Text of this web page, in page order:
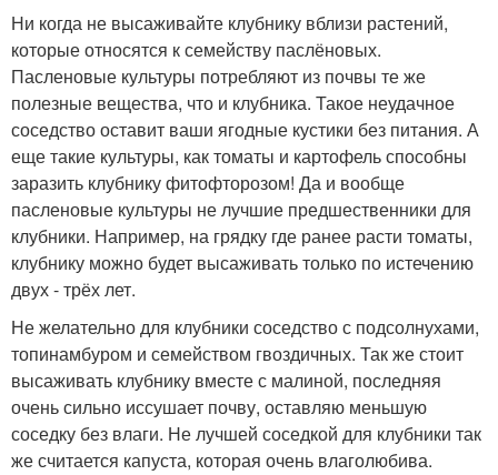
Ни когда не высаживайте клубнику вблизи растений,
которые относятся к семейству паслёновых.
Пасленовые культуры потребляют из почвы те же
полезные вещества, что и клубника. Такое неудачное
соседство оставит ваши ягодные кустики без питания. А
еще такие культуры, как томаты и картофель способны
заразить клубнику фитофторозом! Да и вообще
пасленовые культуры не лучшие предшественники для
клубники. Например, на грядку где ранее расти томаты,
клубнику можно будет высаживать только по истечению
двух - трёх лет.
Не желательно для клубники соседство с подсолнухами,
топинамбуром и семейством гвоздичных. Так же стоит
высаживать клубнику вместе с малиной, последняя
очень сильно иссушает почву, оставляю меньшую
соседку без влаги. Не лучшей соседкой для клубники так
же считается капуста, которая очень влаголюбива.